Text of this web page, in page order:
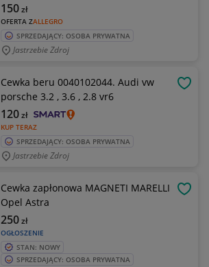
OFERTA ZALLEGRO
150zł
SPRZEDAJĄCY: OSOBA PRYWATNA
Jastrzebie Zdroj
Cewka beru 0040102044. Audi vw
porsche 3.2 , 3.6 , 2.8 vr6
KUP TERAZ
120zł
SPRZEDAJĄCY: OSOBA PRYWATNA
Jastrzebie Zdroj
Cewka zapłonowa MAGNETI MARELLI
Opel Astra
OGŁOSZENIE
250zł
STAN: NOWY
SPRZEDAJĄCY: OSOBA PRYWATNA